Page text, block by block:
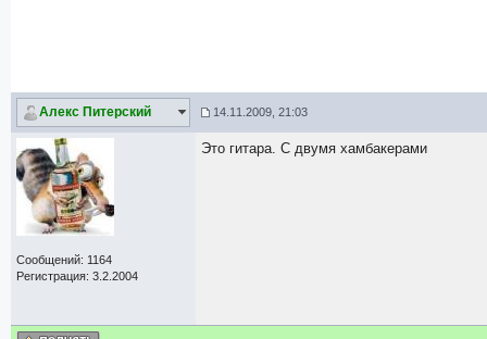
Алекс Питерский 14.11.2009, 21:03
Сообщений: 1164
Регистрация: 3.2.2004
Это гитара. С двумя хамбакерами